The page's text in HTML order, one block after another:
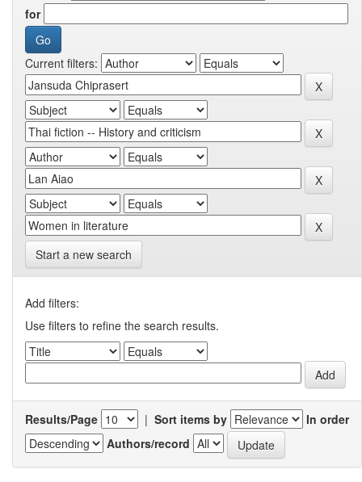
for
Current filters:
Start a new search
Add filters:
Use filters to refine the search results.
Results/Page | Sort items by
In order
Authors/record